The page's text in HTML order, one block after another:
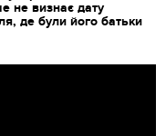
не визнає дату
де були його батьки